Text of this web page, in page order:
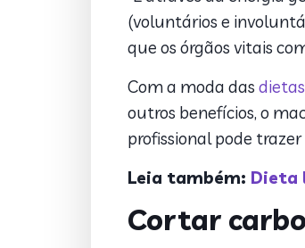
(voluntários e
que os órgãos vitais
Com a moda das dietas
outros benefícios, o
profissional pode
Leia também: Dieta
Cortar